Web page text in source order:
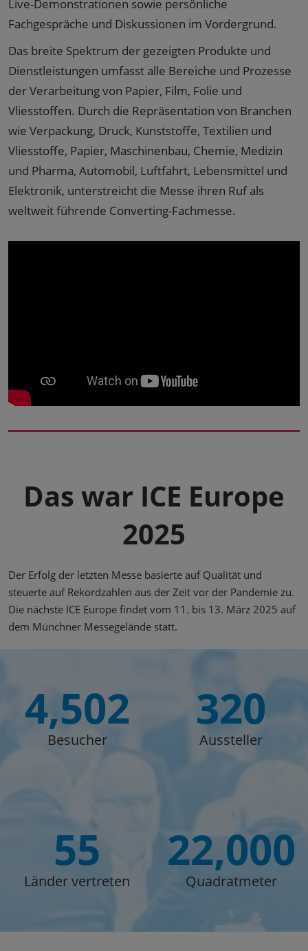
Live-Demonstrationen sowie persönliche
Fachgespräche und Diskussionen im Vordergrund.
Das breite Spektrum der gezeigten Produkte und
Dienstleistungen umfasst alle Bereiche und Prozesse
der Verarbeitung von Papier, Film, Folie und
Vliesstoffen. Durch die Repräsentation von Branchen
wie Verpackung, Druck, Kunststoffe, Textilien und
Vliesstoffe, Papier, Maschinenbau, Chemie, Medizin
und Pharma, Automobil, Luftfahrt, Lebensmittel und
Elektronik, unterstreicht die Messe ihren Ruf als
weltweit führende Converting-Fachmesse.
Das war ICE Europe
2025
Der Erfolg der letzten Messe basierte auf Qualität und
steuerte auf Rekordzahlen aus der Zeit vor der Pandemie zu.
Die nächste ICE Europe findet vom 11. bis 13. März 2025 auf
dem Münchner Messegelände statt.
4,502
Besucher
320
Aussteller
55
Länder vertreten
22,000
Quadratmeter